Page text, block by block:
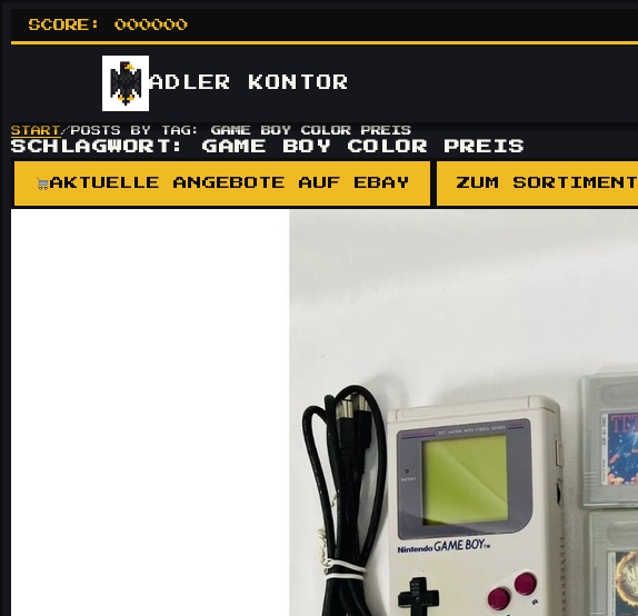
SCORE: 000000
ADLER KONTOR
START/POSTS BY TAG: GAME BOY COLOR PREIS
SCHLAGWORT: GAME BOY COLOR PREIS
AKTUELLE ANGEBOTE AUF EBAY ZUM SORTIMENT